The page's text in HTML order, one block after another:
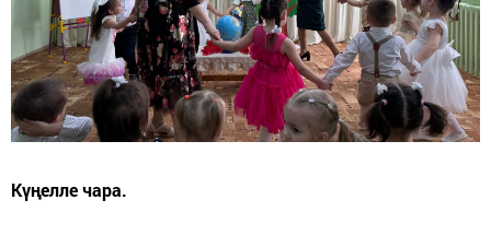
Күңелле чара.